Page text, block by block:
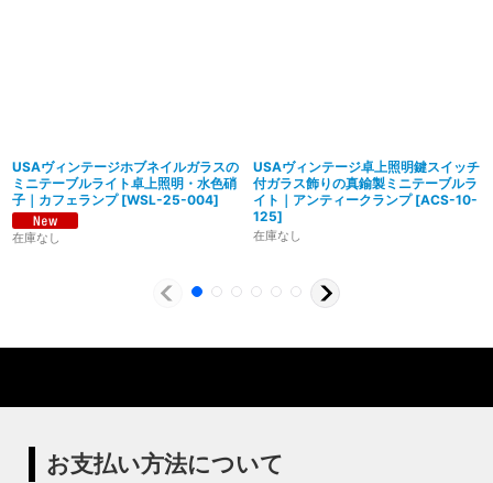
リジナル照明の製造、販売から納品、修理などのアフタフォ
ています。ハンドメイドによる小規模生産により、他にはな
い渋くてかっこいいヴィンテージスタイル照明をご提案して
ットを使用
縁体）が使われていることです。エジソンが電球を発明した
100年以上前からこの形状は変わらず、現地アメリカで今な
USAヴィンテージホブネイルガラスの
ミニテーブルライト卓上照明・水色硝
子｜カフェランプ [WSL-25-004]
在庫なし
USAヴィンテージ卓上照明鍵スイッチ
付ガラス飾りの真鍮製ミニテーブルラ
イト｜アンティークランプ [ACS-10-
125]
在庫なし
お支払い方法について